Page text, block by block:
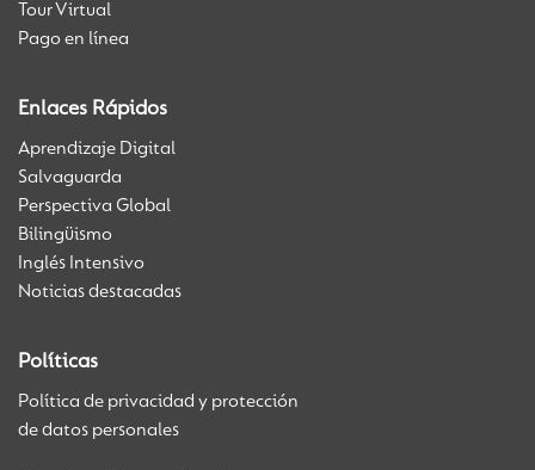
Tour Virtual
Pago en línea
Enlaces Rápidos
Aprendizaje Digital
Salvaguarda
Perspectiva Global
Bilingüismo
Inglés Intensivo
Noticias destacadas
Políticas
Política de privacidad y protección
de datos personales